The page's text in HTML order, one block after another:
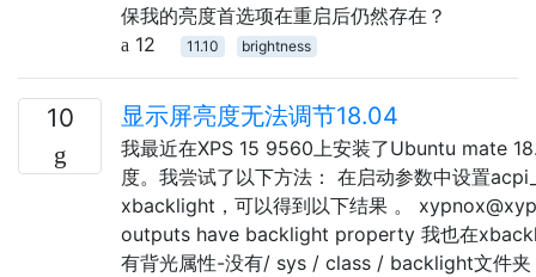
保我的亮度首选项在重启后仍然存在？
12
11.10 brightness
10 显示屏亮度无法调节18.04
我最近在XPS 15 9560上安装了Ubuntu mate
度。我尝试了以下方法： 在启动参数中设置
xbacklight，可以得到以下结果 。
outputs have backlight property 我也在
有背光属性-没有/ sys / class / backlight文件